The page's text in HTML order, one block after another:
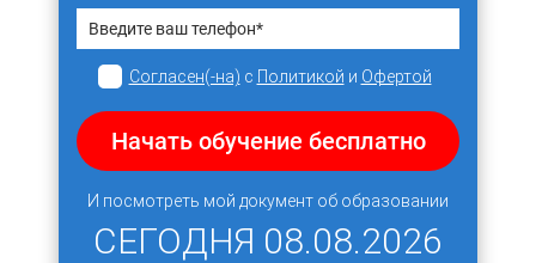
Согласен(-на) с Политикой и Офертой
Начать обучение бесплатно
И посмотреть мой документ об образовании
СЕГОДНЯ 08.08.2026